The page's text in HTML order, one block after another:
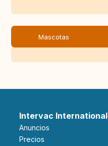
Mascotas
Intervac International
Anuncios
Precios